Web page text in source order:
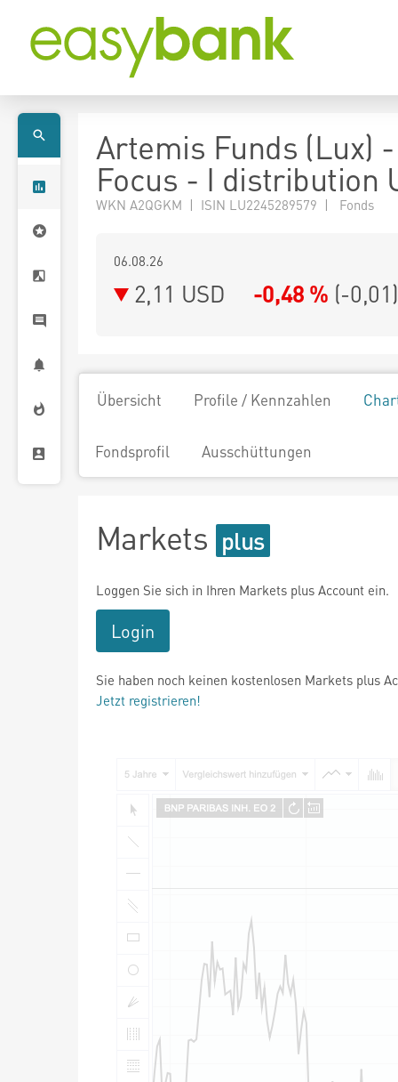
Artemis Funds (Lux)
Focus - I distribution
WKN A2QGKM | ISIN LU2245289579 | Fonds
06.08.26
2,11 USD -0,48 % (-0,01)
Übersicht Profile / Kennzahlen
Fondsprofil Ausschüttungen
Markets
Loggen Sie sich in Ihren Markets plus Account ein.
Login
Sie haben noch keinen kostenlosen Markets plus
Jetzt registrieren!